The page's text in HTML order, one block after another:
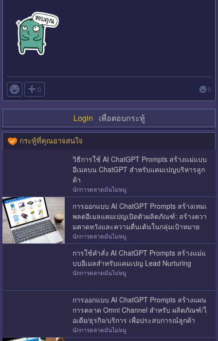
 0 0
Login เพื่อตอบกระทู้
กระทู้ที่คุณอาจสนใจ
วิธีการใช้ AI ChatGPT Prompts สร้างแม่แบบ
อีเมลบน ChatGPT สำหรับแคมเปญบริหารลูก
ค้า
นักการตลาดมันไม่หมู
การออกแบบ AI ChatGPT Prompts สร้างเทมเ
พลตอีเมลแคมเปญเปิดตัวผลิตภัณฑ์: สร้างควา
มคาดหวังและความตื่นเต้นในกลุ่มเป้าหมาย
นักการตลาดมันไม่หมู
การใช้คำสั่ง AI ChatGPT Prompts สร้างแม่แ
บบอีเมลสำหรับแคมเปญ Lead Nurturing
นักการตลาดมันไม่หมู
การออกแบบ AI ChatGPT Prompts สร้างแผน
การตลาด Omni Channel สำหรับ ผลิตภัณฑ์/ไ
อเดีย/ธุรกิจ/บริการ เพื่อประสบการณ์ลูกค้า
นักการตลาดมันไม่หมู